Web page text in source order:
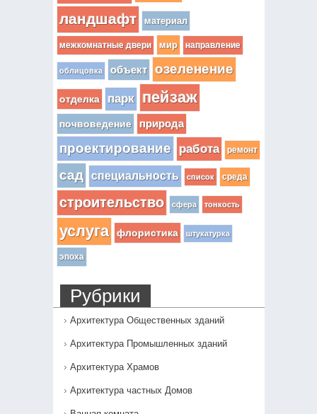
ландшафт материал
межкомнатные двери мир направление
облицовка объект озеленение
отделка парк пейзаж
почвоведение природа
проектирование работа ремонт
сад специальность список среда
строительство сфера тонкость
услуга флористика штукатурка
эпоха
Рубрики
Архитектура Общественных зданий
Архитектура Промышленных зданий
Архитектура Храмов
Архитектура частных Домов